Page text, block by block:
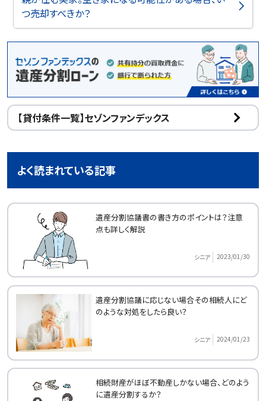
つ売却すべきか？
【貸付条件一覧】セゾンファンデックス
よく読まれている記事
遺産分割協議書の書き方のポイントは？注意
点も詳しく解説
シニア 2023/01/30
遺産分割協議に応じない場合その相続人にど
のような対処をしたら良い？
シニア 2024/01/23
相続財産がほぼ不動産しかない場合、どのよう
に遺産分割するか？